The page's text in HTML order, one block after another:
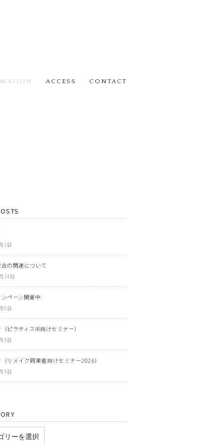
ACCESS CONTACT
2日
の関連について
24日
ペーン開催中
6日
ピラティスIR向けセミナー）
5日
リメイク同業者向けセミナー2026）
5日